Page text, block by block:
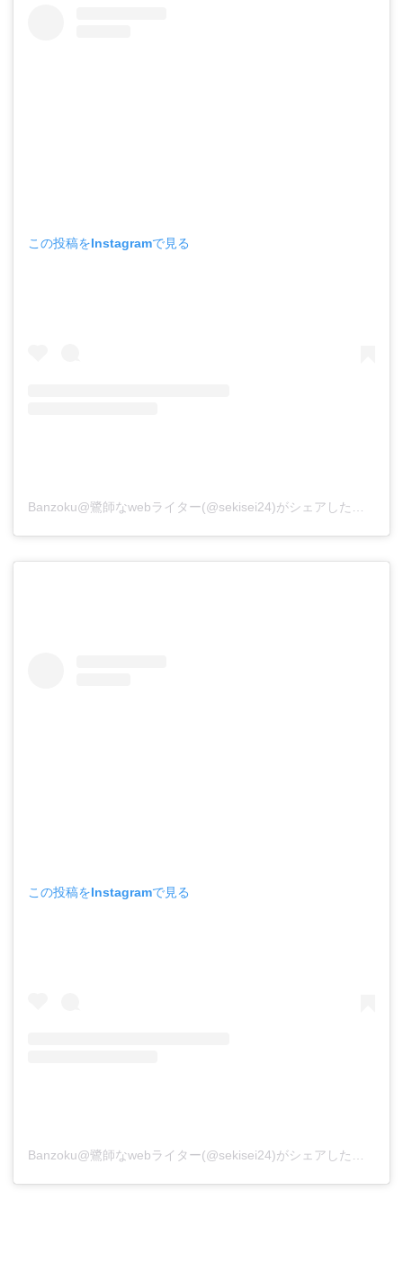
この投稿をInstagramで見る
この投稿をInstagramで見る